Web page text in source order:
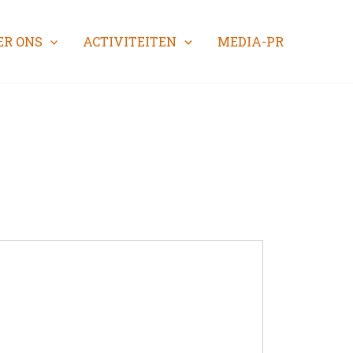
ONS ACTIVITEITEN MEDIA-PR